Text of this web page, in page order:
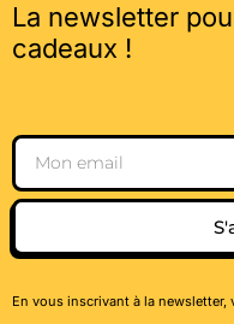
La newsletter
cadeaux !
Email
En vous inscrivant à la